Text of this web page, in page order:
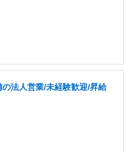
法人営業/未経験歓迎/昇給